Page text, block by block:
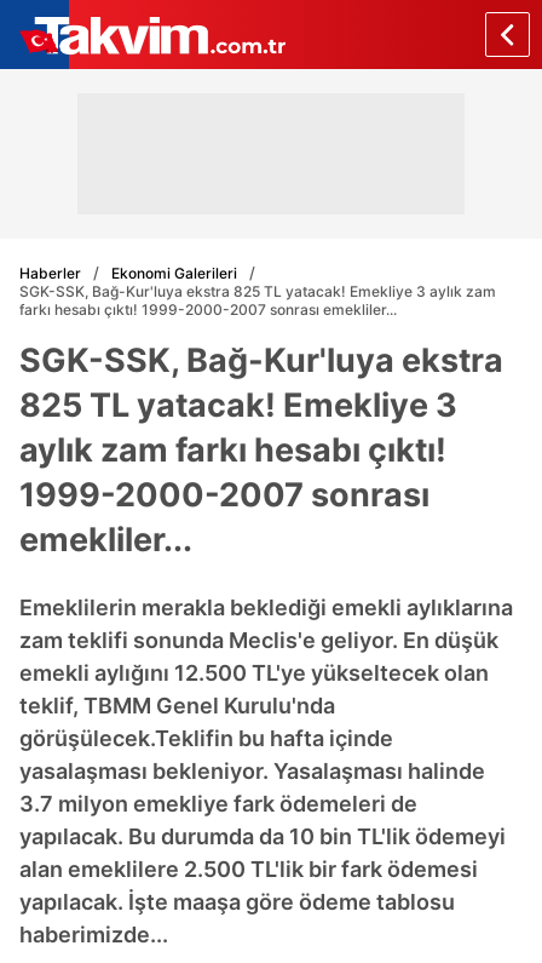
Haberler
Ekonomi Galerileri
SGK-SSK, Bağ-Kur'luya ekstra 825 TL yatacak! Emekliye 3 aylık zam
farkı hesabı çıktı! 1999-2000-2007 sonrası emekliler...
SGK-SSK, Bağ-Kur'luya ekstra
825 TL yatacak! Emekliye 3
aylık zam farkı hesabı çıktı!
1999-2000-2007 sonrası
emekliler...
Emeklilerin merakla beklediği emekli aylıklarına
zam teklifi sonunda Meclis'e geliyor. En düşük
emekli aylığını 12.500 TL'ye yükseltecek olan
teklif, TBMM Genel Kurulu'nda
görüşülecek.Teklifin bu hafta içinde
yasalaşması bekleniyor. Yasalaşması halinde
3.7 milyon emekliye fark ödemeleri de
yapılacak. Bu durumda da 10 bin TL'lik ödemeyi
alan emeklilere 2.500 TL'lik bir fark ödemesi
yapılacak. İşte maaşa göre ödeme tablosu
haberimizde...